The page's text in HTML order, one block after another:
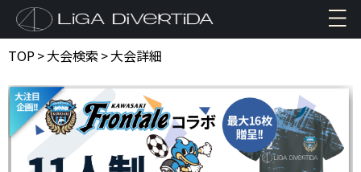
TOP>大会検索 >大会詳細